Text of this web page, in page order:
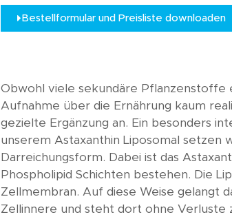
Bestellformular und Preisliste downloaden
Obwohl viele sekundäre Pflanzenstoffe
Aufnahme über die Ernährung kaum
gezielte Ergänzung an. Ein besonders
unserem Astaxanthin Liposomal setzen
Darreichungsform. Dabei ist das
Phospholipid Schichten bestehen. Die
Zellmembran. Auf diese Weise gelangt
Zellinnere und steht dort ohne Verluste